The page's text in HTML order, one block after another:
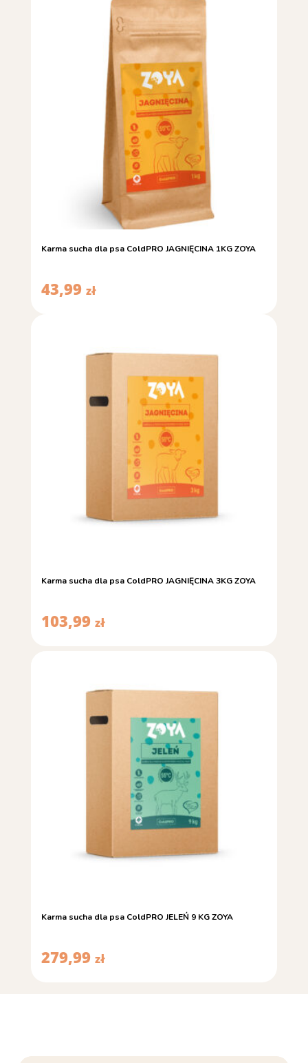
Karma sucha dla psa ColdPRO JAGNIĘCINA 1KG ZOYA
43,99 zł
Karma sucha dla psa ColdPRO JAGNIĘCINA 3KG ZOYA
103,99 zł
Karma sucha dla psa ColdPRO JELEŃ 9 KG ZOYA
279,99 zł